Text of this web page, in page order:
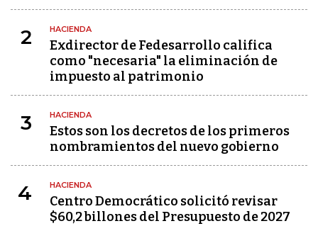
2 HACIENDA
Exdirector de Fedesarrollo califica
como "necesaria" la eliminación de
impuesto al patrimonio
3 HACIENDA
Estos son los decretos de los primeros
nombramientos del nuevo gobierno
4 HACIENDA
Centro Democrático solicitó revisar
$60,2 billones del Presupuesto de 2027